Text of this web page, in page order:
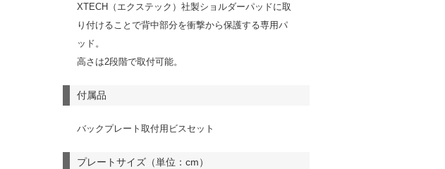
XTECH（エクステック）社製ショルダーパッドに取
り付けることで背中部分を衝撃から保護する専用パ
ッド。
高さは2段階で取付可能。
付属品
バックプレート取付用ビスセット
プレートサイズ（単位：cm）